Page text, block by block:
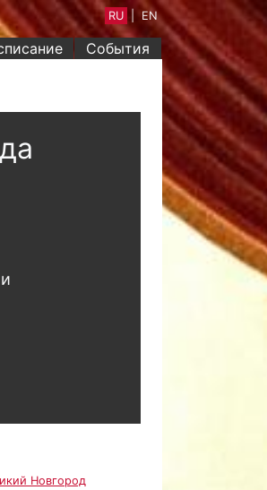
События
RU EN
Новгород